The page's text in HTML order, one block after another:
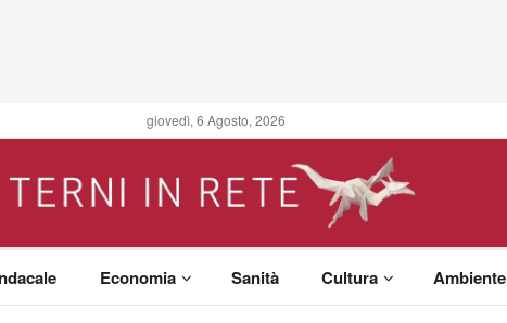
giovedì, 6 Agosto, 2026
Economia Sanità Cultura Ambiente